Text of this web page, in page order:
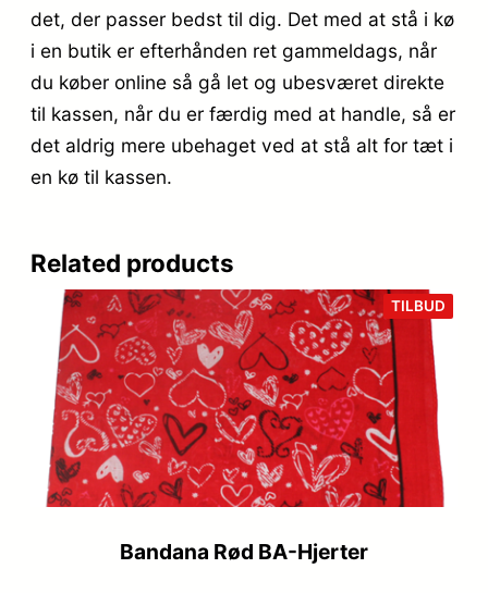
det, der passer bedst til dig. Det med at stå i kø
i en butik er efterhånden ret gammeldags, når
du køber online så gå let og ubesværet direkte
til kassen, når du er færdig med at handle, så er
det aldrig mere ubehaget ved at stå alt for tæt i
en kø til kassen.
Related products
TILBUD
PÅ
Bandana Rød BA-Hjerter